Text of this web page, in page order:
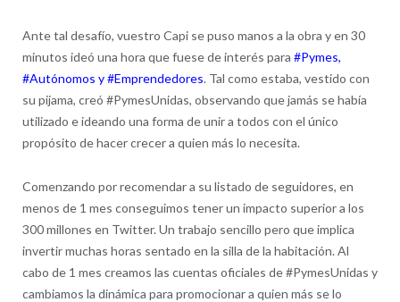
Ante tal desafío, vuestro Capi se puso manos a la obra y en 30
minutos ideó una hora que fuese de interés para #Pymes,
#Autónomos y #Emprendedores. Tal como estaba, vestido con
su pijama, creó #PymesUnidas, observando que jamás se había
utilizado e ideando una forma de unir a todos con el único
propósito de hacer crecer a quien más lo necesita.
Comenzando por recomendar a su listado de seguidores, en
menos de 1 mes conseguimos tener un impacto superior a los
300 millones en Twitter. Un trabajo sencillo pero que implica
invertir muchas horas sentado en la silla de la habitación. Al
cabo de 1 mes creamos las cuentas oficiales de #PymesUnidas y
cambiamos la dinámica para promocionar a quien más se lo